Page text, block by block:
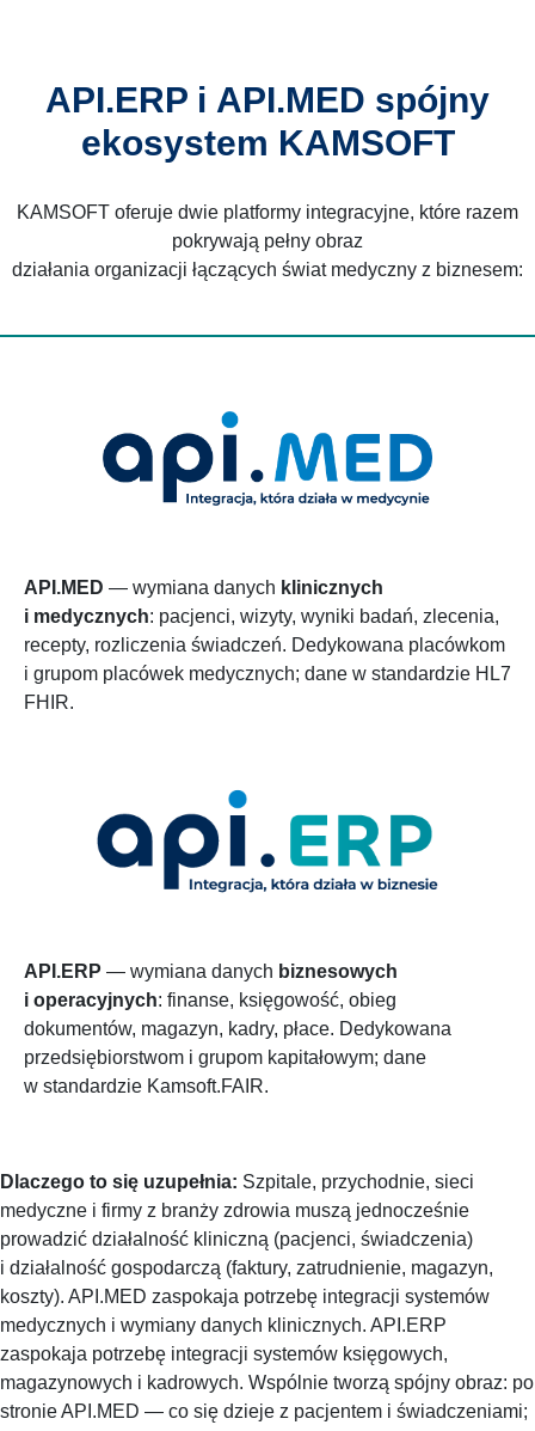
API.ERP i API.MED spójny
ekosystem KAMSOFT
KAMSOFT oferuje dwie platformy integracyjne, które razem
pokrywają pełny obraz
działania organizacji łączących świat medyczny z biznesem:
API.MED — wymiana danych klinicznych
i medycznych: pacjenci, wizyty, wyniki badań, zlecenia,
recepty, rozliczenia świadczeń. Dedykowana placówkom
i grupom placówek medycznych; dane w standardzie HL7
FHIR.
API.ERP — wymiana danych biznesowych
i operacyjnych: finanse, księgowość, obieg
dokumentów, magazyn, kadry, płace. Dedykowana
przedsiębiorstwom i grupom kapitałowym; dane
w standardzie Kamsoft.FAIR.
Dlaczego to się uzupełnia: Szpitale, przychodnie, sieci
medyczne i firmy z branży zdrowia muszą jednocześnie
prowadzić działalność kliniczną (pacjenci, świadczenia)
i działalność gospodarczą (faktury, zatrudnienie, magazyn,
koszty). API.MED zaspokaja potrzebę integracji systemów
medycznych i wymiany danych klinicznych. API.ERP
zaspokaja potrzebę integracji systemów księgowych,
magazynowych i kadrowych. Wspólnie tworzą spójny obraz: po
stronie API.MED — co się dzieje z pacjentem i świadczeniami;